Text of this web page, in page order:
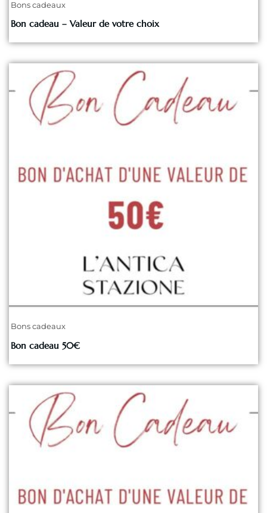
Bons cadeaux
Bon cadeau – Valeur de votre choix
Bons cadeaux
Bon cadeau 50€